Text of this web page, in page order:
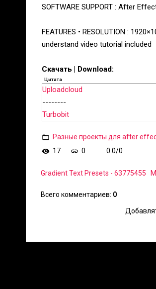
SOFTWARE SUPPORT : After
FEATURES • RESOLUTION :
understand video tutorial included
Скачать | Download:
Цитата
Uploadcloud
--------
Turbobit
Разные проекты для after
17
0 0.0/0
Gradient Text Presets - 63775455
Всего комментариев: 0